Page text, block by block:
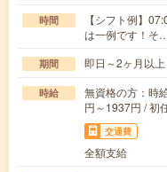
時間
【シフト例】
は一例です！そ
期間 即日～2ヶ月以
時給
無資格の方：時
円～1937円 / 初
交通費
全額支給